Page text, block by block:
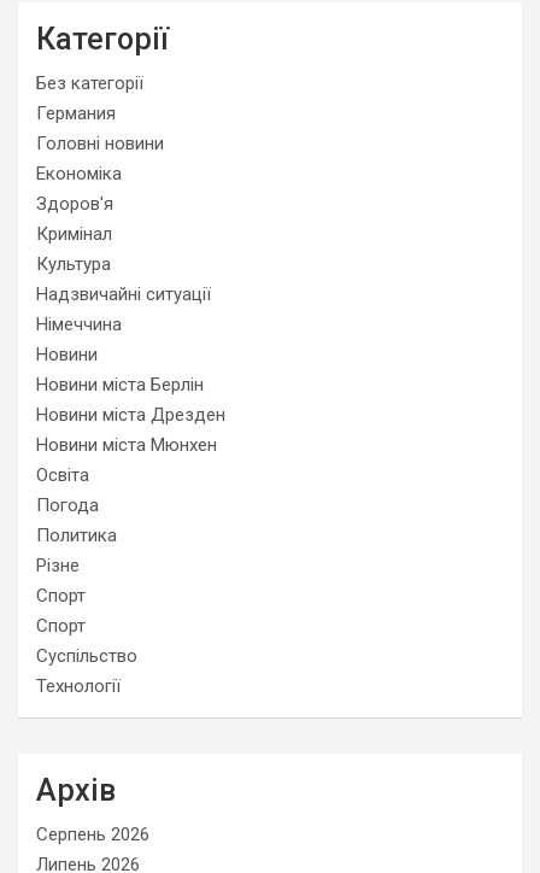
Категорії
Без категорії
Германия
Головні новини
Економіка
Здоров'я
Кримінал
Культура
Надзвичайні ситуації
Німеччина
Новини
Новини міста Берлін
Новини міста Дрезден
Новини міста Мюнхен
Освіта
Погода
Политика
Різне
Спорт
Спорт
Суспільство
Технології
Архів
Серпень 2026
Липень 2026